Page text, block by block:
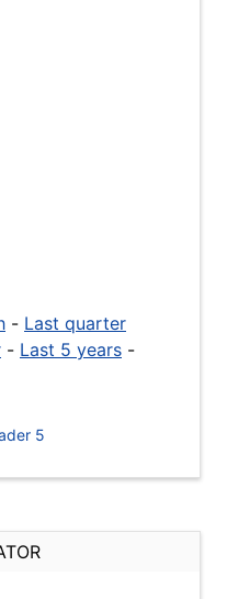
- Last quarter
- Last 5 years -
5